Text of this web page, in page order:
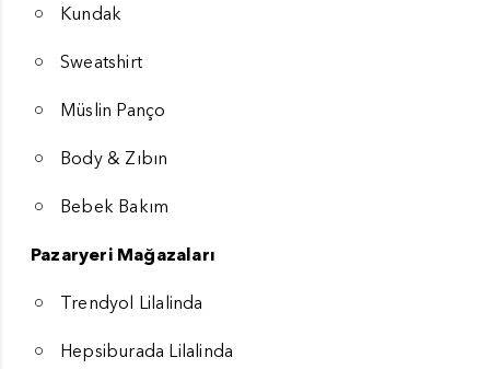
Kundak
Sweatshirt
Müslin Panço
Body & Zıbın
Bebek Bakım
Pazaryeri Mağazaları
Trendyol Lilalinda
Hepsiburada Lilalinda